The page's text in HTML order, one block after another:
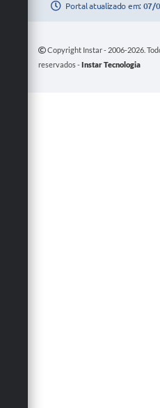
Portal atualizado em: 07/
Copyright Instar - 2006-2026.
reservados -Instar Tecnologia